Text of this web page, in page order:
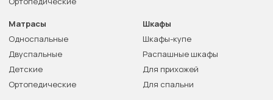
Матрасы
Односпальные
Двуспальные
Детские
Ортопедические
Шкафы
Шкафы-купе
Распашные шкафы
Для прихожей
Для спальни